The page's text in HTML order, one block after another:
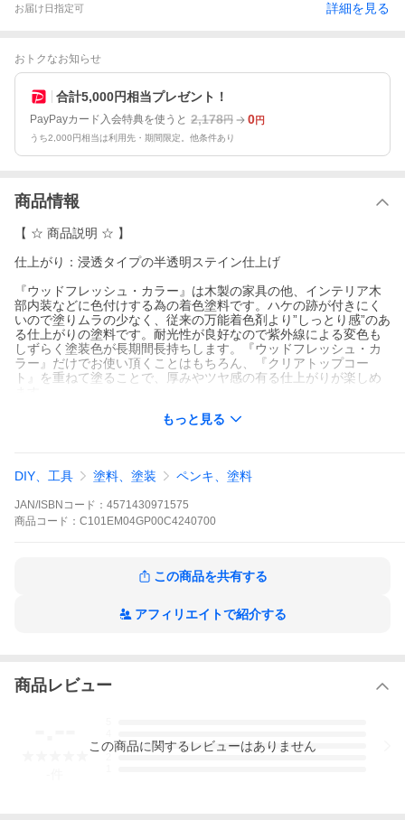
お届け日指定可 詳細を見る
おトクなお知らせ
合計5,000円相当プレゼント！
PayPayカード入会特典を使うと 2,178円 0円
うち2,000円相当は利用先・期間限定。他条件あり
商品情報
【 ☆ 商品説明 ☆ 】
仕上がり：浸透タイプの半透明ステイン仕上げ
『ウッドフレッシュ・カラー』は木製の家具の他、インテリア木
部内装などに色付けする為の着色塗料です。ハケの跡が付きにく
いので塗りムラの少なく、従来の万能着色剤より”しっとり感”のあ
る仕上がりの塗料です。耐光性が良好なので紫外線による変色も
しずらく塗装色が長期間長持ちします。『ウッドフレッシュ・カ
ラー』だけでお使い頂くことはもちろん、『クリアトップコー
ト』を重ねて塗ることで、厚みやツヤ感の有る仕上がりが楽しめ
鉛を含まず臭いも少ない環境配慮型塗料なので小さなお子様のい
【 用 途 】
/0.7kg（畳約3.5〜4.5枚分）
もっと見る
DIY、工具 塗料、塗装 ペンキ、塗料
JAN/ISBNコード： 4571430971575
商品 コード： C101EM04GP00C4240700
この商品を共有する
アフィリエイトで紹介する
商品レビュー
3
この商品に関するレビューはありません